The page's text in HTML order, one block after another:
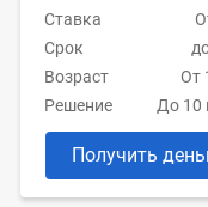
Ставка
Срок
Возраст
От
Решение
До 10
Получить